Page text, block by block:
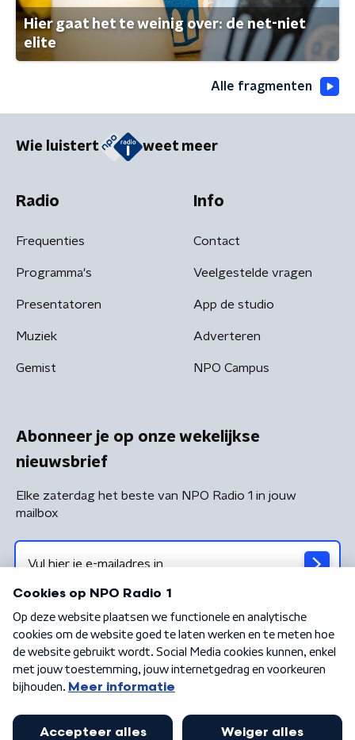
Hier gaat het te weinig over: de net-niet
elite
Alle fragmenten
Wie luistert weet meer
Radio
Frequenties
Programma's
Presentatoren
Muziek
Gemist
Info
Contact
Veelgestelde vragen
App de studio
Adverteren
NPO Campus
Abonneer je op onze wekelijkse
nieuwsbrief
Elke zaterdag het beste van NPO Radio 1 in jouw
mailbox
Algemene voorwaarden Privacybeleid